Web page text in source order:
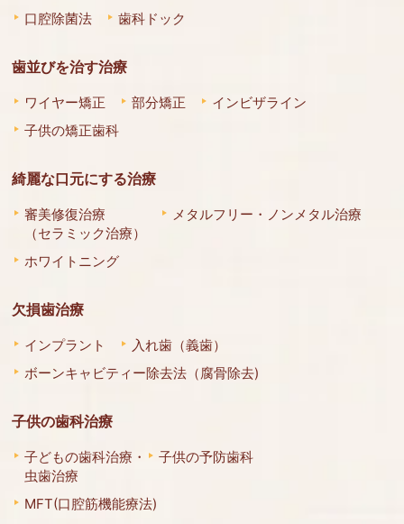
口腔除菌法
歯科ドック
歯並びを治す治療
ワイヤー矯正 部分矯正
インビザライン
子供の矯正歯科
綺麗な口元にする治療
審美修復治療
（セラミック治療）
メタルフリー・ノンメタル治療
ホワイトニング
欠損歯治療
インプラント
入れ歯（義歯）
ボーンキャビティー除去法（腐骨除去)
子供の歯科治療
子どもの歯科治療・
虫歯治療
子供の予防歯科
MFT(口腔筋機能療法)